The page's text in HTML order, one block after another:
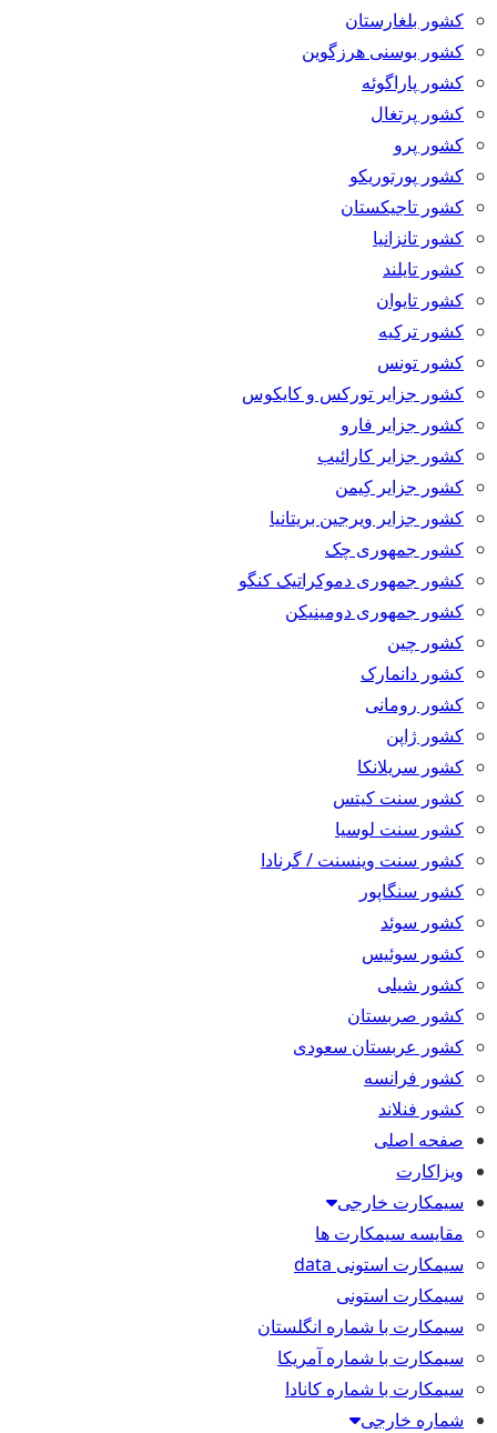
کشور بلغارستان
کشور بوسنی هرزگوین
کشور پاراگوئه
کشور پرتغال
کشور پرو
کشور پورتوریکو
کشور تاجیکستان
کشور تانزانیا
کشور تایلند
کشور تایوان
کشور ترکیه
کشور تونس
کشور جزایر تورکس و کایکوس
کشور جزایر فارو
کشور جزایر کارائیب
کشور جزایر کِیمن
کشور جزایر ویرجین بریتانیا
کشور جمهوری چک
کشور جمهوری دموکراتیک کنگو
کشور جمهوری دومینیکن
کشور چین
کشور دانمارک
کشور رومانی
کشور ژاپن
کشور سریلانکا
کشور سنت کیتس
کشور سنت لوسیا
کشور سنت وینسنت / گرنادا
کشور سنگاپور
کشور سوئد
کشور سوئیس
کشور شیلی
کشور صربستان
کشور عربستان سعودی
کشور فرانسه
کشور فنلاند
صفحه اصلی
ویزاکارت
سیمکارت خارجی
مقایسه سیمکارت ها
سیمکارت استونی data
سیمکارت استونی
سیمکارت با شماره انگلستان
سیمکارت با شماره آمریکا
سیمکارت با شماره کانادا
شماره خارجی